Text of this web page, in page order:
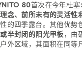
80首次在今年杜
念、前所未有的灵活性
的四季露台。其他优势
半封闭的阳光甲板，由
外区域，其面积在同等